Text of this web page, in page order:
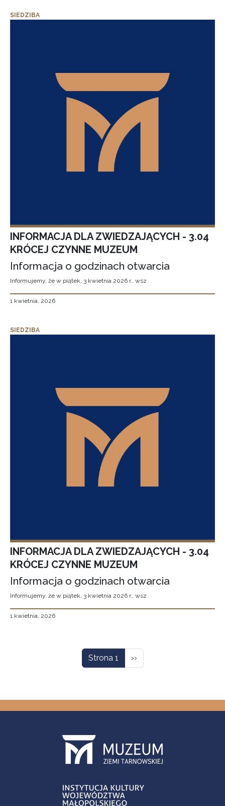
SIEDZIBA
INFORMACJA DLA ZWIEDZAJĄCYCH - 3.04
KRÓCEJ CZYNNE MUZEUM
Informacja o godzinach otwarcia
Informujemy, że w piątek, 3 kwietnia 2026 r., wsz
1 kwietnia, 2026
SIEDZIBA
INFORMACJA DLA ZWIEDZAJĄCYCH - 3.04
KRÓCEJ CZYNNE MUZEUM
Informacja o godzinach otwarcia
Informujemy, że w piątek, 3 kwietnia 2026 r., wsz
1 kwietnia, 2026
Strona 1 Następna strona
››